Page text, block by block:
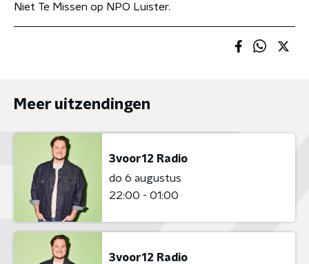
Niet Te Missen op NPO Luister.
Meer uitzendingen
3voor12 Radio
do 6 augustus
22:00 - 01:00
3voor12 Radio